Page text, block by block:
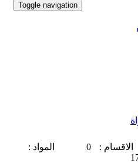
Toggle navigation
الاقسام : 0
المواد :